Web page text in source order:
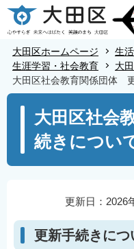
こ
の
の
大田区ホームページ 生
生涯学習・社会教育
大
大田区社会教育関係団体
大田区社会
続きについ
更新日：2026
更新手続きにつ